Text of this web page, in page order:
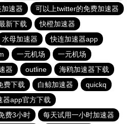
速器
可以上twitter的免费加速器
新下载
快橙加速器
水母加速器
快连加速器app
一元机场
一元机场
器 outline
海鸥加速器下载
费下载 白鲸加速器
quickq
器app官方下载
费3小时
每天试用一小时加速器